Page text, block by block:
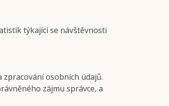
týkající se návštěvnosti
zpracování osobních údajů.
zájmu správce, a